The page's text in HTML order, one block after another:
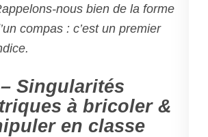
nous bien de la forme
compas : c’est un premier
Singularités
à bricoler &
en classe